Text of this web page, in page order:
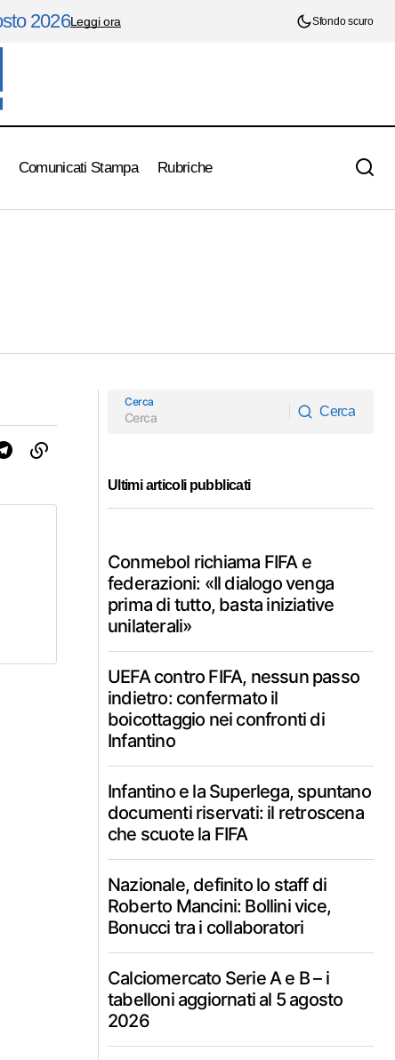
2026Leggi ora Sfondo scuro
Comunicati Stampa Rubriche
Cerca
Cerca
Ultimi articoli pubblicati
Conmebol richiama FIFA e
federazioni: «Il dialogo venga
prima di tutto, basta iniziative
unilaterali»
UEFA contro FIFA, nessun passo
indietro: confermato il
boicottaggio nei confronti di
Infantino
Infantino e la Superlega, spuntano
documenti riservati: il retroscena
che scuote la FIFA
Nazionale, definito lo staff di
Roberto Mancini: Bollini vice,
Bonucci tra i collaboratori
Calciomercato Serie A e B – i
tabelloni aggiornati al 5 agosto
2026